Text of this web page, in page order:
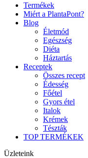
Termékek
Miért a PlantaPont?
Blog
Életmód
Egészség
Diéta
Háztartás
Receptek
Összes recept
Édesség
Főétel
Gyors étel
Italok
Krémek
Tészták
TOP TERMÉKEK
Üzleteink